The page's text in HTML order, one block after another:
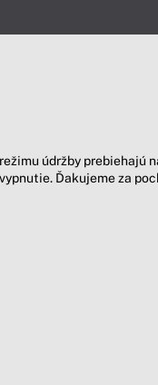
údržby prebiehajú
Ďakujeme za